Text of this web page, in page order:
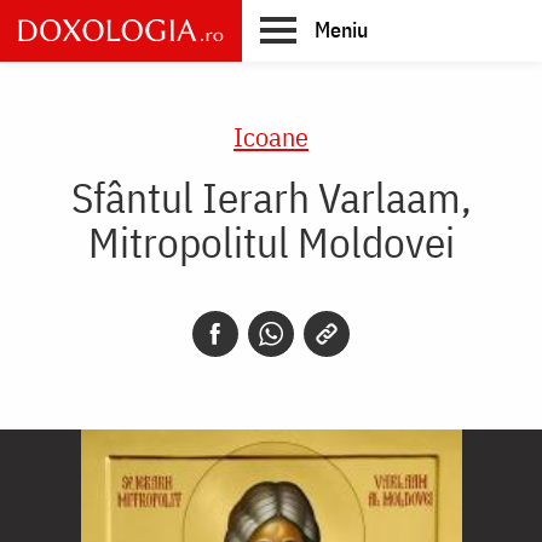
Skip
to
main
Meniu
Icoane
Sfântul Ierarh Varlaam,
Mitropolitul Moldovei